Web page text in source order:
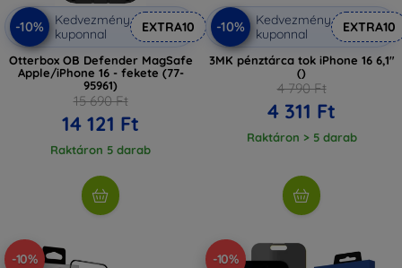
-10%
Kedvezmény
kuponnal
EXTRA10
Otterbox OB Defender MagSafe
Apple/iPhone 16 - fekete (77-
95961)
15 690 Ft
14 121 Ft
Raktáron 5 darab
-10%
Kedvezmény
kuponnal
EXTRA10
3MK pénztárca tok iPhone 16 6,1"
()
4 790 Ft
4 311 Ft
Raktáron > 5 darab
-10% -10%